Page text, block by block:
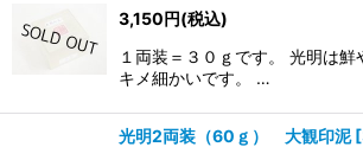
3,150円(税込)
１両装＝３０ｇです。 光明は
キメ細かいです。 …
光明2両装（60ｇ） 大観印泥 [